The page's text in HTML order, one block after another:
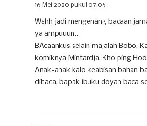
16 Mei 2020 pukul 07.06
Wahh jadi mengenang bacaan
ya ampuuun..
BAcaankus selain majalah Bobo,
komiknya Mintardja, Kho ping
Anak-anak kalo keabisan bahan
dibaca, bapak ibuku doyan baca